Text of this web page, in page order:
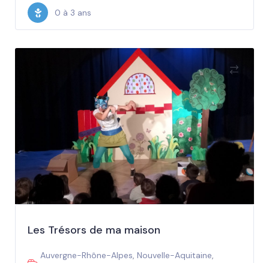
0 à 3 ans
Les Trésors de ma maison
Auvergne-Rhône-Alpes, Nouvelle-Aquitaine,